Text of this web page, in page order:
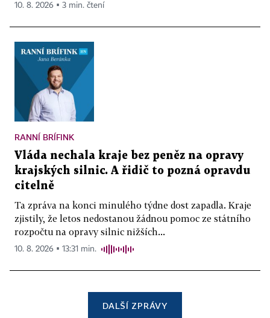
10. 8. 2026 ▪ 3 min. čtení
RANNÍ BRÍFINK
Vláda nechala kraje bez peněz na opravy
krajských silnic. A řidič to pozná opravdu
citelně
Ta zpráva na konci minulého týdne dost zapadla. Kraje
zjistily, že letos nedostanou žádnou pomoc ze státního
rozpočtu na opravy silnic nižších...
10. 8. 2026 ▪ 13:31 min.
DALŠÍ ZPRÁVY